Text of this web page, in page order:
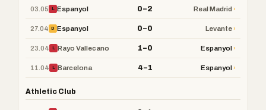
03.05 L Espanyol 0–2 Real Madrid›
27.04 D Espanyol 0–0 Levante›
23.04 L Rayo Vallecano 1–0 Espanyol›
11.04 L Barcelona 4–1 Espanyol›
Athletic Club